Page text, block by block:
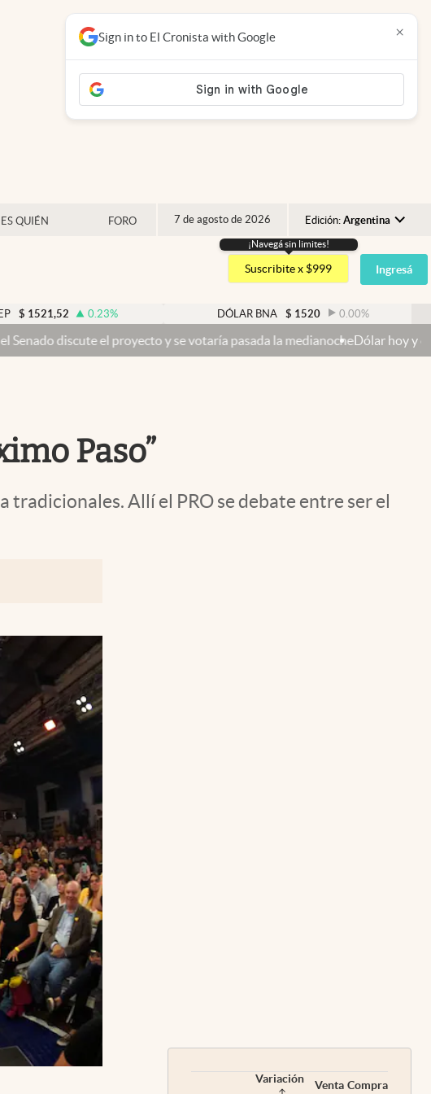
QUIÉN FORO 7 de agosto de 2026 Edición: Argentina
Argentina
España
USA
¡Navegá sin limites!
Suscribite x $999 Ingresá
0.23% DÓLAR BNA $ 1520 0.00%
el proyecto y se votaría pasada la medianocheDólar hoy y dólar blue hoy:
Sign in to El Cronista with Google ×
Paso”
Allí el PRO se debate entre ser el
Variación Venta Compra